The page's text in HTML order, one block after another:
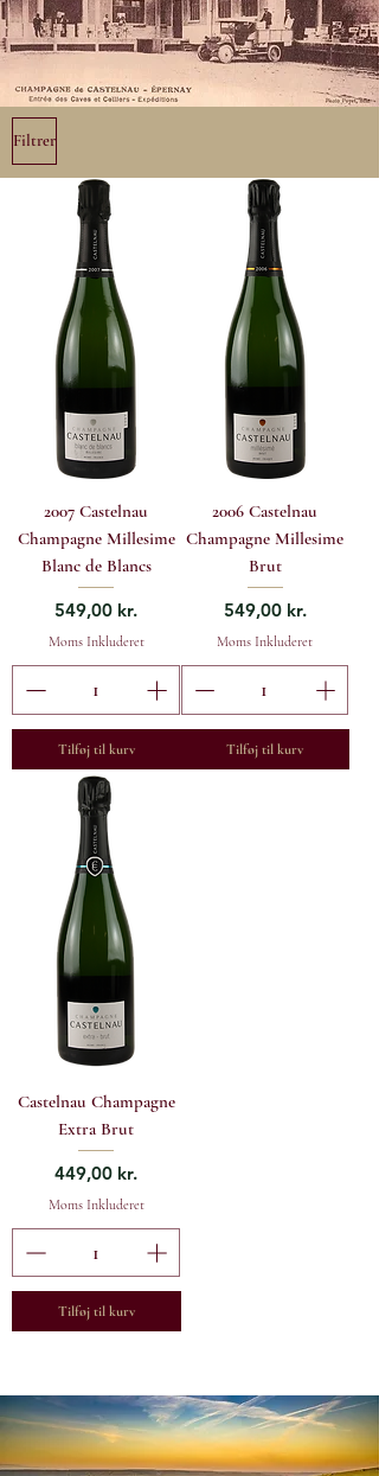
Filtrer
2007 Castelnau
Champagne Millesime
Blanc de Blancs
Pris
549,00 kr.
Moms Inkluderet
Tilføj til kurv
2006 Castelnau
Champagne Millesime
Brut
Pris
549,00 kr.
Moms Inkluderet
Tilføj til kurv
Castelnau Champagne
Extra Brut
Pris
449,00 kr.
Moms Inkluderet
Tilføj til kurv